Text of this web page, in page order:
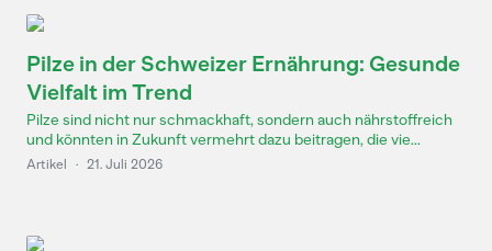
Pilze in der Schweizer Ernährung: Gesunde
Vielfalt im Trend
Pilze sind nicht nur schmackhaft, sondern auch nährstoffreich
und könnten in Zukunft vermehrt dazu beitragen, die vie...
Artikel · 21. Juli 2026